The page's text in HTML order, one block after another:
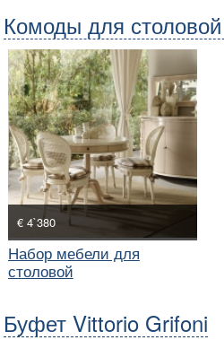
Комоды для
€ 4`380
Набор мебели для
столовой
Буфет Vittorio Grifoni